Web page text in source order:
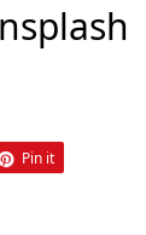
Pin it